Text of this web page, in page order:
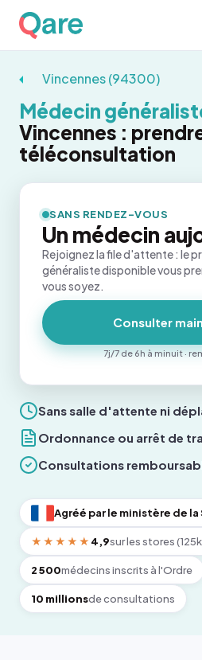
Vincennes (94300)
Médecin
Vincennes :
téléconsultation
Sans salle d'attente ni
Ordonnance ou arrêt de
Consultations
Agréé par le ministère de la
★★★★★ 4,9sur les stores
2 500médecins inscrits à l'Ordre
10 millionsde consultations
SANS RENDEZ-VOUS
Un médecin
Rejoignez la file d'attente : le
généraliste disponible vous
vous soyez.
Consulter
7j/7 de 6h à minuit ·